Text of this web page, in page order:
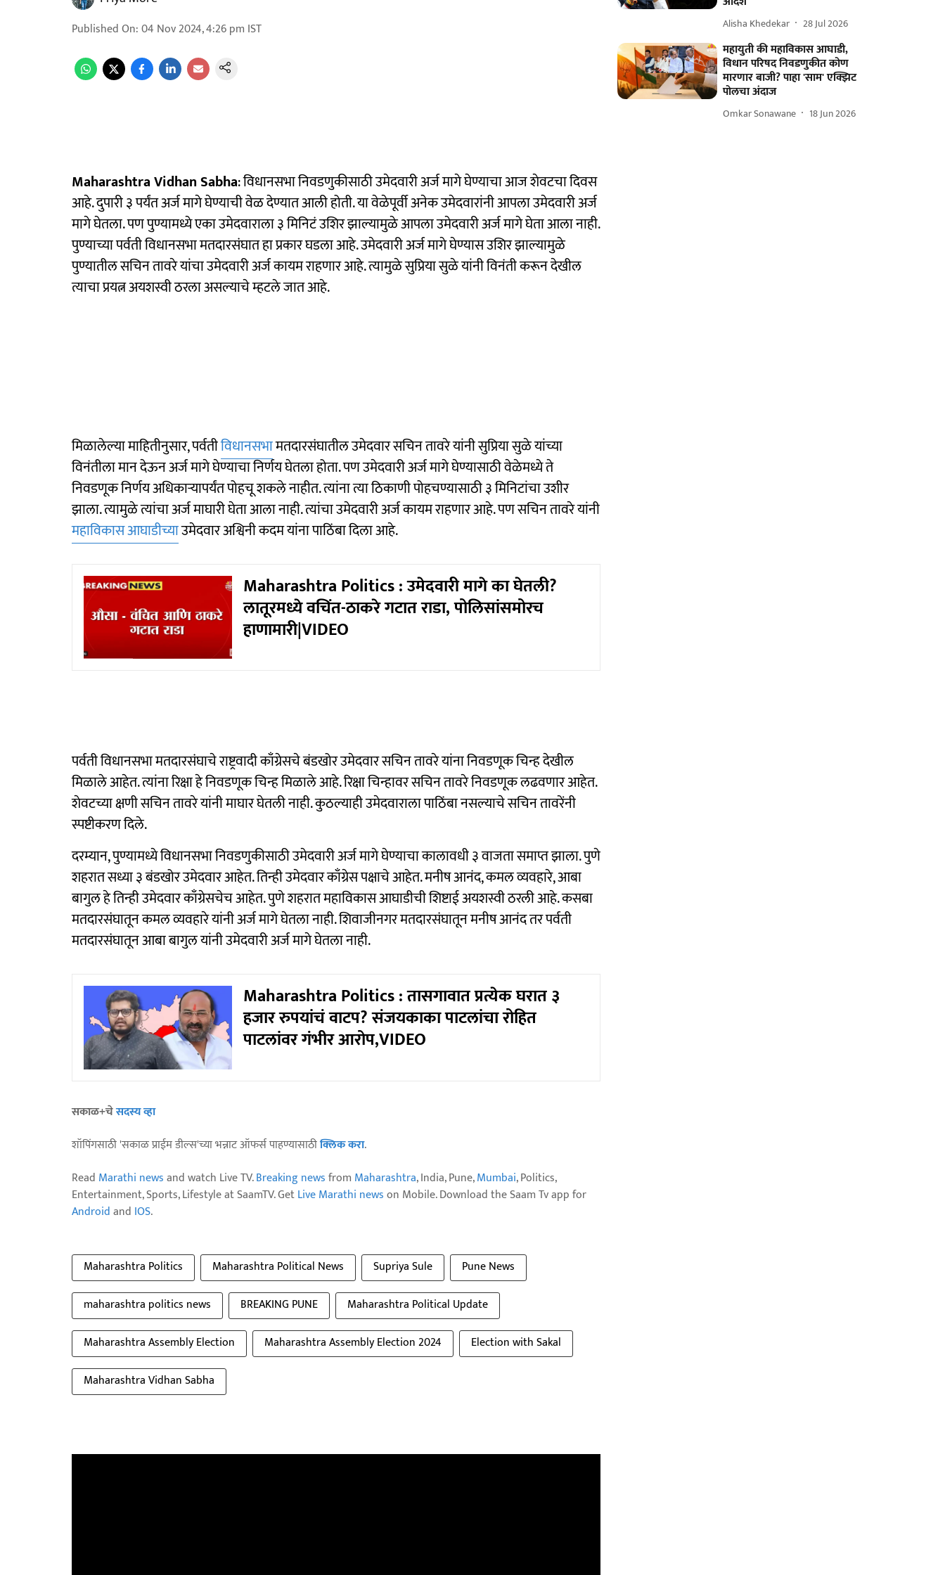
Published On:04 Nov 2024, 4:26 pm IST
Maharashtra Vidhan Sabha: विधानसभा निवडणुकीसाठी उमेदवारी अर्ज मागे घेण्याचा आज शेवटचा दिवस
आहे. दुपारी ३ पर्यंत अर्ज मागे घेण्याची वेळ देण्यात आली होती. या वेळेपूर्वी अनेक उमेदवारांनी आपला उमेदवारी अर्ज
मागे घेतला. पण पुण्यामध्ये एका उमेदवाराला ३ मिनिटं उशिर झाल्यामुळे आपला उमेदवारी अर्ज मागे घेता आला नाही.
पुण्याच्या पर्वती विधानसभा मतदारसंघात हा प्रकार घडला आहे. उमेदवारी अर्ज मागे घेण्यास उशिर झाल्यामुळे
पुण्यातील सचिन तावरे यांचा उमेदवारी अर्ज कायम राहणार आहे. त्यामुळे सुप्रिया सुळे यांनी विनंती करून देखील
त्याचा प्रयत्न अयशस्वी ठरला असल्याचे म्हटले जात आहे.
मिळालेल्या माहितीनुसार, पर्वतीविधानसभामतदारसंघातील उमेदवार सचिन तावरे यांनी सुप्रिया सुळे यांच्या
विनंतीला मान देऊन अर्ज मागे घेण्याचा निर्णय घेतला होता. पण उमेदवारी अर्ज मागे घेण्यासाठी वेळेमध्ये ते
निवडणूक निर्णय अधिकाऱ्यापर्यंत पोहचू शकले नाहीत. त्यांना त्या ठिकाणी पोहचण्यासाठी ३ मिनिटांचा उशीर
झाला. त्यामुळे त्यांचा अर्ज माघारी घेता आला नाही. त्यांचा उमेदवारी अर्ज कायम राहणार आहे. पण सचिन तावरे यांनी
महाविकास आघाडीच्याउमेदवार अश्विनी कदम यांना पाठिंबा दिला आहे.
Maharashtra Politics : उमेदवारी मागे का घेतली?
लातूरमध्ये वचिंत-ठाकरे गटात राडा, पोलिसांसमोरच
हाणामारी|VIDEO
पर्वती विधानसभा मतदारसंघाचे राष्ट्रवादी काँग्रेसचे बंडखोर उमेदवार सचिन तावरे यांना निवडणूक चिन्ह देखील
मिळाले आहेत. त्यांना रिक्षा हे निवडणूक चिन्ह मिळाले आहे. रिक्षा चिन्हावर सचिन तावरे निवडणूक लढवणार आहेत.
शेवटच्या क्षणी सचिन तावरे यांनी माघार घेतली नाही. कुठल्याही उमेदवाराला पाठिंबा नसल्याचे सचिन तावरेंनी
स्पष्टीकरण दिले.
दरम्यान, पुण्यामध्ये विधानसभा निवडणुकीसाठी उमेदवारी अर्ज मागे घेण्याचा कालावधी ३ वाजता समाप्त झाला. पुणे
शहरात सध्या ३ बंडखोर उमेदवार आहेत. तिन्ही उमेदवार काँग्रेस पक्षाचे आहेत. मनीष आनंद, कमल व्यवहारे, आबा
बागुल हे तिन्ही उमेदवार काँग्रेसचेच आहेत. पुणे शहरात महाविकास आघाडीची शिष्टाई अयशस्वी ठरली आहे. कसबा
मतदारसंघातून कमल व्यवहारे यांनी अर्ज मागे घेतला नाही. शिवाजीनगर मतदारसंघातून मनीष आनंद तर पर्वती
मतदारसंघातून आबा बागुल यांनी उमेदवारी अर्ज मागे घेतला नाही.
Maharashtra Politics : तासगावात प्रत्येक घरात ३
हजार रुपयांचं वाटप? संजयकाका पाटलांचा रोहित
पाटलांवर गंभीर आरोप,VIDEO
सकाळ+चेसदस्य व्हा
शॉपिंगसाठी 'सकाळ प्राईम डील्स'च्या भन्नाट ऑफर्स पाहण्यासाठीक्लिक करा.
Read Marathi newsand watch Live TV.Breaking newsfrom Maharashtra, India, Pune,Mumbai, Politics,
Entertainment, Sports, Lifestyle at SaamTV. GetLive Marathi newson Mobile. Download the Saam Tv app for
Androidand IOS.
Maharashtra Politics Maharashtra Political News Supriya Sule
Pune News
maharashtra politics news
BREAKING PUNE
Maharashtra Political Update
Maharashtra Assembly Election
Maharashtra Assembly Election 2024
Election with Sakal
Maharashtra Vidhan Sabha
Alisha Khedekar 28 Jul 2026
महायुती की महाविकास आघाडी,
विधान परिषद निवडणुकीत कोण
मारणार बाजी? पाहा 'साम' एक्झिट
पोलचा अंदाज
Omkar Sonawane 18 Jun 2026